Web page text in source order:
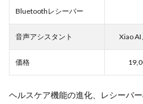
Bluetoothレシーバー
音声アシスタント Xiao AI、
価格
ヘルスケア機能の進化、レシーバ